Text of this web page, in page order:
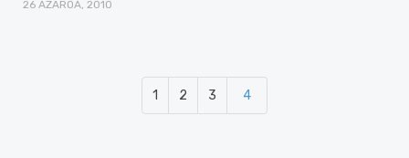
26 AZAROA, 2010
1 2 3 4